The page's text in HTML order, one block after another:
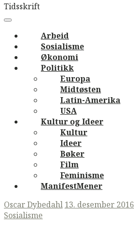
Tidsskrift
navigation
Menu
Arbeid
Sosialisme
Økonomi
Politikk
Europa
Midtøsten
Latin-Amerika
USA
Kultur og Ideer
Kultur
Ideer
Bøker
Film
Feminisme
ManifestMener
Oscar Dybedahl 13. desember 2016
Sosialisme